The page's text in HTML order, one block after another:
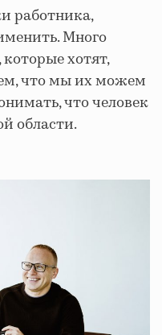
работника,
Много
хотят,
что мы их можем
что человек
области.